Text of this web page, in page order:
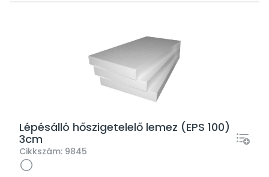
Lépésálló hőszigetelelő lemez (EPS 100)
3cm
Cikkszám: 9845